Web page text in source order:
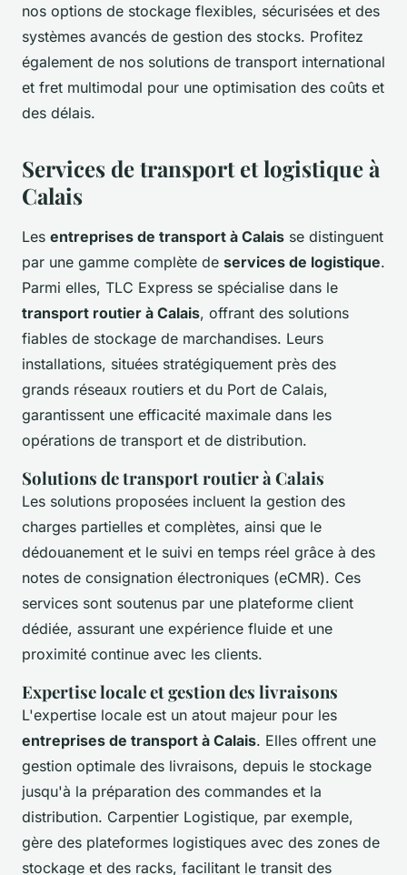
nos options de stockage flexibles, sécurisées et des
systèmes avancés de gestion des stocks. Profitez
également de nos solutions de transport international
et fret multimodal pour une optimisation des coûts et
des délais.
Services de transport et logistique à
Calais
Les entreprises de transport à Calais se distinguent
par une gamme complète de services de logistique.
Parmi elles, TLC Express se spécialise dans le
transport routier à Calais, offrant des solutions
fiables de stockage de marchandises. Leurs
installations, situées stratégiquement près des
grands réseaux routiers et du Port de Calais,
garantissent une efficacité maximale dans les
opérations de transport et de distribution.
Solutions de transport routier à Calais
Les solutions proposées incluent la gestion des
charges partielles et complètes, ainsi que le
dédouanement et le suivi en temps réel grâce à des
notes de consignation électroniques (eCMR). Ces
services sont soutenus par une plateforme client
dédiée, assurant une expérience fluide et une
proximité continue avec les clients.
Expertise locale et gestion des livraisons
L'expertise locale est un atout majeur pour les
entreprises de transport à Calais. Elles offrent une
gestion optimale des livraisons, depuis le stockage
jusqu'à la préparation des commandes et la
distribution. Carpentier Logistique, par exemple,
gère des plateformes logistiques avec des zones de
stockage et des racks, facilitant le transit des